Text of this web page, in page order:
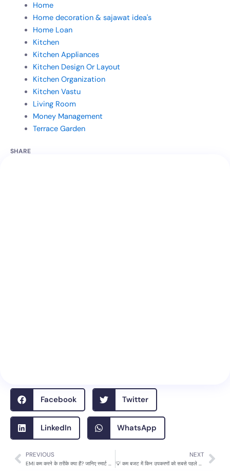
Home
Home decoration & sajawat idea's
Home Loan
Kitchen
Kitchen Appliances
Kitchen Design Or Layout
Kitchen Organization
Kitchen Vastu
Living Room
Money Management
Terrace Garden
SHARE
Facebook Twitter
LinkedIn WhatsApp
Prev
PREVIOUS
EMI कम करने के तरीके क्या हैं? जानिए स्मार्ट फाइनेंशियल हैक्स 💰
NEXT
💡 कम बजट में किन उपकरणों को सबसे पहले खरीदना चाहिए? (15 FAQs)